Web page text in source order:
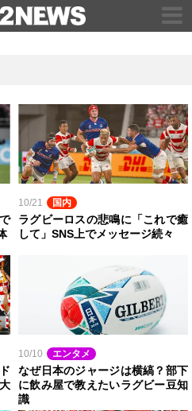
10/21 国内
ラグビーロスの悲鳴に「これで癒
して」SNS上でメッセージ続々
10/10 エンタメ
なぜ日本のジャージは横縞？部下
に飲み屋で教えたいラグビー豆知
識